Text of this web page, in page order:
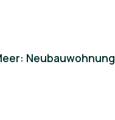
Neubauwohnung